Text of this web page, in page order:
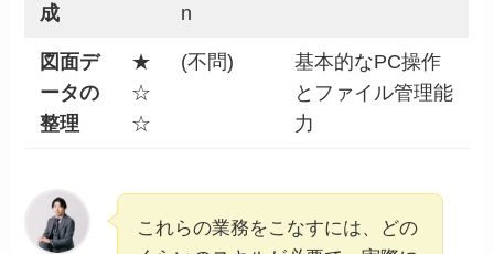
成
n
図面デ
ータの
整理
★
☆
☆
(不問)
基本的なPC操作
とファイル管理能
力
これらの業務をこなすには、どの